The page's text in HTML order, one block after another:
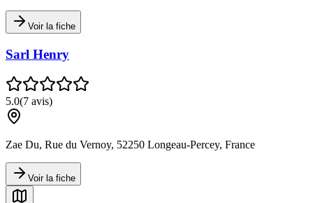
Voir la fiche
Sarl Henry
5.0(7 avis)
Zae Du, Rue du Vernoy, 52250 Longeau-Percey, France
Voir la fiche